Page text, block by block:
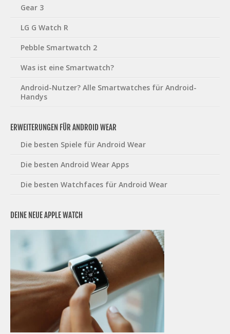
Gear 3
LG G Watch R
Pebble Smartwatch 2
Was ist eine Smartwatch?
Android-Nutzer? Alle Smartwatches für Android-
Handys
ERWEITERUNGEN FÜR ANDROID WEAR
Die besten Spiele für Android Wear
Die besten Android Wear Apps
Die besten Watchfaces für Android Wear
DEINE NEUE APPLE WATCH